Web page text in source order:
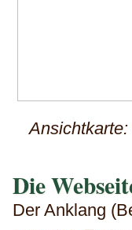
Die
Der Anklang